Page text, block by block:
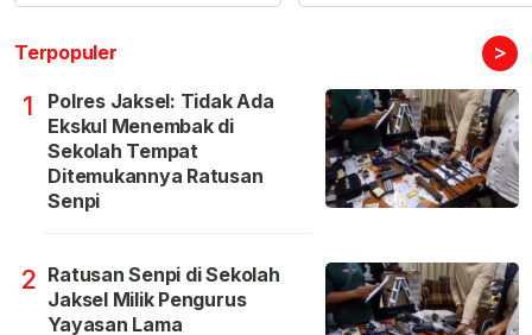
Terpopuler >
1
Polres Jaksel: Tidak Ada
Ekskul Menembak di
Sekolah Tempat
Ditemukannya Ratusan
Senpi
2 Ratusan Senpi di Sekolah
Jaksel Milik Pengurus
Yayasan Lama